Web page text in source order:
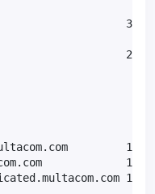
0.0%
0.0%
0.0%
0.0%
0.0%